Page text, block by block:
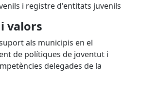
i registre d'entitats juvenils
valors
als municipis en el
de polítiques de joventut i
delegades de la